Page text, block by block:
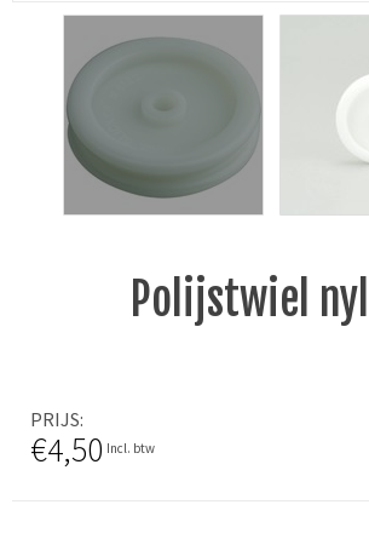
Polijstwiel
PRIJS
€4,50 Incl. btw